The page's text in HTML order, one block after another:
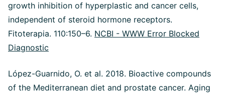
growth inhibition of hyperplastic and cancer cells,
independent of steroid hormone receptors.
Fitoterapia. 110:150–6. NCBI - WWW Error Blocked
Diagnostic
López-Guarnido, O. et al. 2018. Bioactive compounds
of the Mediterranean diet and prostate cancer. Aging